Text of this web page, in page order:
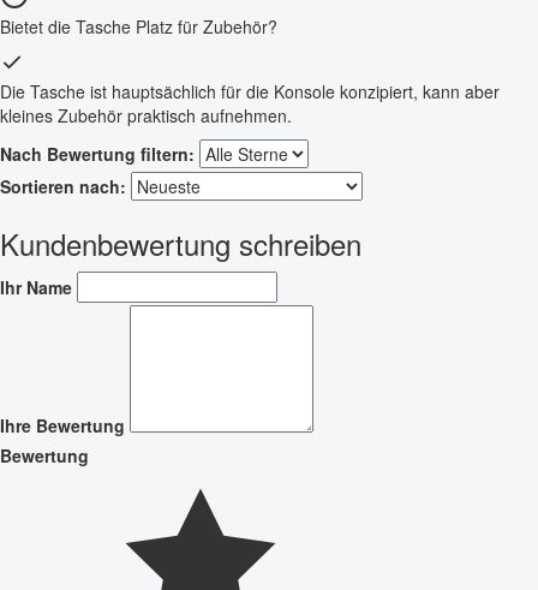
Bietet die Tasche Platz für Zubehör?
Die Tasche ist hauptsächlich für die Konsole konzipiert, kann aber
kleines Zubehör praktisch aufnehmen.
Nach Bewertung filtern:
Sortieren nach:
Kundenbewertung schreiben
Ihr Name
Ihre Bewertung
Bewertung